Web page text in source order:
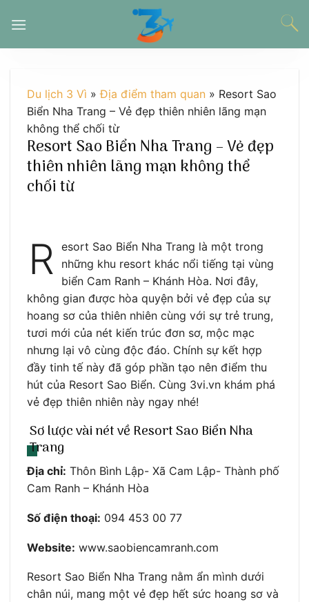
đến
Du lịch 3 Vì »Địa điểm tham quan » Resort Sao
Biển Nha Trang – Vẻ đẹp thiên nhiên lãng mạn
không thể chối từ
Resort Sao Biển Nha Trang – Vẻ đẹp
thiên nhiên lãng mạn không thể
chối từ
R
esort Sao Biển Nha Trang là một trong
những khu resort khác nổi tiếng tại vùng
biển Cam Ranh – Khánh Hòa. Nơi đây,
không gian được hòa quyện bởi vẻ đẹp của sự
hoang sơ của thiên nhiên cùng với sự trẻ trung,
tươi mới của nét kiến trúc đơn sơ, mộc mạc
nhưng lại vô cùng độc đáo. Chính sự kết hợp
đầy tinh tế này đã góp phần tạo nên điểm thu
hút của Resort Sao Biển. Cùng 3vi.vn khám phá
vẻ đẹp thiên nhiên này ngay nhé!
Sơ lược vài nét về Resort Sao Biển Nha
Trang
Địa chỉ: Thôn Bình Lập- Xã Cam Lập- Thành phố
Cam Ranh – Khánh Hòa
Số điện thoại: 094 453 00 77
Website: www.saobiencamranh.com
Resort Sao Biển Nha Trang nằm ẩn mình dưới
chân núi, mang một vẻ đẹp hết sức hoang sơ và